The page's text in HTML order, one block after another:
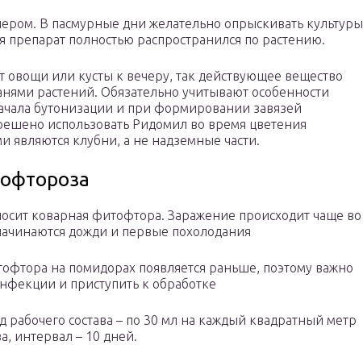
В пасмурные дни желательно опрыскивать культуры
препарат полностью распространился по растению.
или кусты к вечеру, так действующее вещество
растений. Обязательно учитывают особенности
бутонизации и при формировании завязей
использовать Ридомил во время цветения
являются клубни, а не надземные части.
коварная фитофтора. Заражение происходит чаще во
дожди и первые похолодания
на помидорах появляется раньше, поэтому важно
и приступить к обработке
рабочего состава – по 30 мл на каждый квадратный метр
интервал – 10 дней.